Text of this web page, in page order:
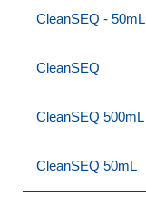
CleanSEQ - 50mL
CleanSEQ
CleanSEQ 500mL
CleanSEQ 50mL